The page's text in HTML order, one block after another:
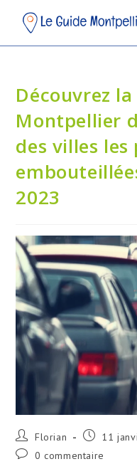
Découvrez
Montpellier
des villes les
2023
Florian 11
0 commentaire